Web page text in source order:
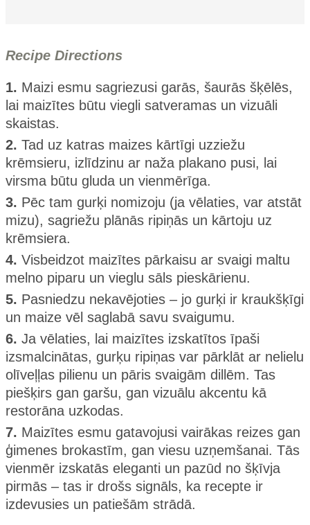
Recipe Directions
1. Maizi esmu sagriezusi garās, šaurās šķēlēs,
lai maizītes būtu viegli satveramas un vizuāli
skaistas.
2. Tad uz katras maizes kārtīgi uzziežu
krēmsieru, izlīdzinu ar naža plakano pusi, lai
virsma būtu gluda un vienmērīga.
3. Pēc tam gurķi nomizoju (ja vēlaties, var atstāt
mizu), sagriežu plānās ripiņās un kārtoju uz
krēmsiera.
4. Visbeidzot maizītes pārkaisu ar svaigi maltu
melno piparu un vieglu sāls pieskārienu.
5. Pasniedzu nekavējoties – jo gurķi ir kraukšķīgi
un maize vēl saglabā savu svaigumu.
6. Ja vēlaties, lai maizītes izskatītos īpaši
izsmalcinātas, gurķu ripiņas var pārklāt ar nelielu
olīveļļas pilienu un pāris svaigām dillēm. Tas
piešķirs gan garšu, gan vizuālu akcentu kā
restorāna uzkodas.
7. Maizītes esmu gatavojusi vairākas reizes gan
ģimenes brokastīm, gan viesu uzņemšanai. Tās
vienmēr izskatās eleganti un pazūd no šķīvja
pirmās – tas ir drošs signāls, ka recepte ir
izdevusies un patiešām strādā.